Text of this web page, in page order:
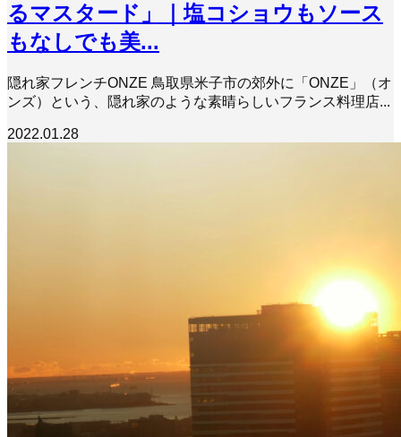
るマスタード」｜塩コショウもソース
もなしでも美...
隠れ家フレンチONZE 鳥取県米子市の郊外に「ONZE」（オ
ンズ）という、隠れ家のような素晴らしいフランス料理店...
2022.01.28